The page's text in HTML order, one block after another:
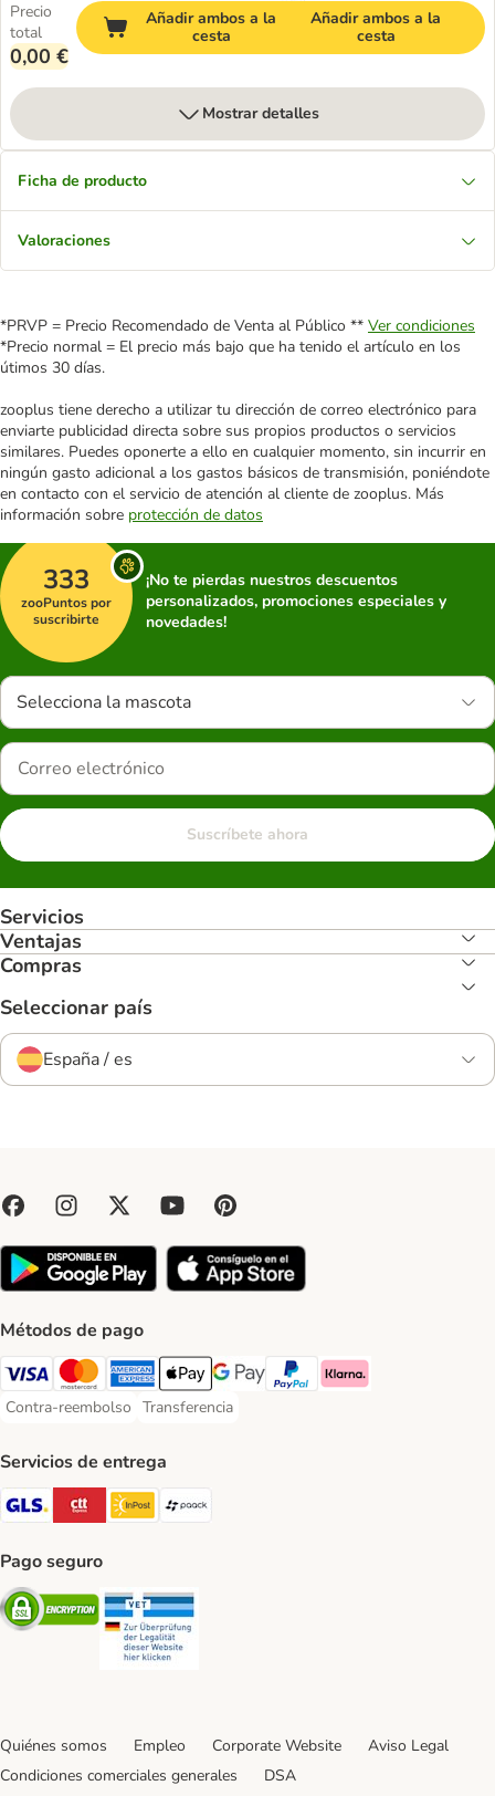
Precio
total
0,00 €
Añadir ambos a la
cesta
Añadir ambos a la
cesta
Mostrar detalles
Ficha de producto
Valoraciones
*PRVP = Precio Recomendado de Venta al Público ** Ver condiciones
*Precio normal = El precio más bajo que ha tenido el artículo en los
útimos 30 días.
zooplus tiene derecho a utilizar tu dirección de correo electrónico para
enviarte publicidad directa sobre sus propios productos o servicios
similares. Puedes oponerte a ello en cualquier momento, sin incurrir en
ningún gasto adicional a los gastos básicos de transmisión, poniéndote
en contacto con el servicio de atención al cliente de zooplus. Más
información sobre protección de datos
333
zooPuntos por
suscribirte
¡No te pierdas nuestros descuentos
personalizados, promociones especiales y
novedades!
Selecciona la mascota
Suscríbete ahora
Servicios
Ventajas
Compras
Seleccionar país
España / es
Métodos de pago
Visa Payment Method
Mastercard Payment Method
American Express Payment Method
Apple Pay Payment Method
Google Pay Payment Method
PayPal Payment Method
Klarna Payment Method
Contra-reembolso
Contra-reembolso Payment Method
Transferencia
Transferencia Payment Method
Servicios de entrega
GLS Shipping Method
CTTExpress Shipping Method
InPost Shipping Method
paack Shipping Method
Pago seguro
Security
Quiénes somos Empleo Corporate Website
Aviso Legal
Condiciones comerciales generales
DSA